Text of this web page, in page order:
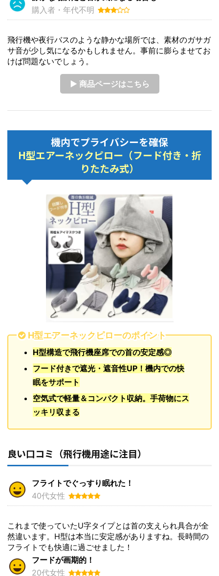
購入者・年代不明
飛行機や夜行バスのような静かな場所では、素材のガサガ
サ音が少し気になるかもしれません。事前に膨らませてお
けば問題ないでしょう。
▶ 商品ページはこちら
機内でプライバシーを確保
H型エアーネックピロー（フード付き・折
りたたみ式）
H型エアーネックピローのポイント
H型構造で飛行機座席での首の安定感◎
フード付きで遮光・遮音性UP！機内での快
眠をサポート
空気式で軽量＆コンパクト収納。手荷物にス
ッキリ収まる
良い口コミ（飛行機用途に注目）
フライトでぐっすり眠れた！
40代女性
これまで使っていたU字タイプとは首の支えられ具合が全
然違います。H型は本当に安定感がありますね。長時間の
フライトでも快適に過ごせました！
フードが画期的！
20代女性